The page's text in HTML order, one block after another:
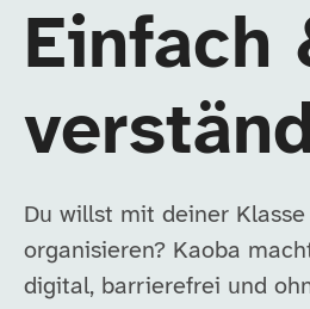
Einfach
Du willst mit deiner
organisieren? Kaoba
digital, barrierefrei und